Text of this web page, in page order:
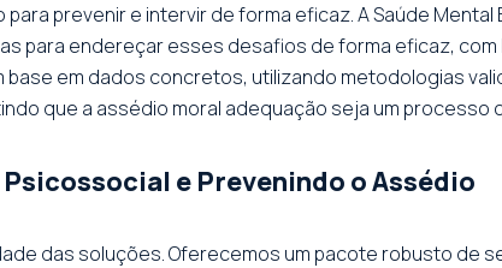
prevenir e intervir de forma eficaz. A Saúde
para endereçar esses desafios de forma eficaz, com
em dados concretos, utilizando metodologias
que a assédio moral adequação seja um processo
e Prevenindo o Assédio
das soluções. Oferecemos um pacote robusto de